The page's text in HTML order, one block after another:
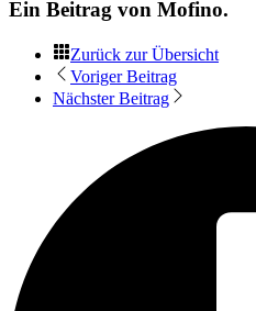
Ein Beitrag von Mofino.
Zurück zur Übersicht
Voriger Beitrag
Nächster Beitrag